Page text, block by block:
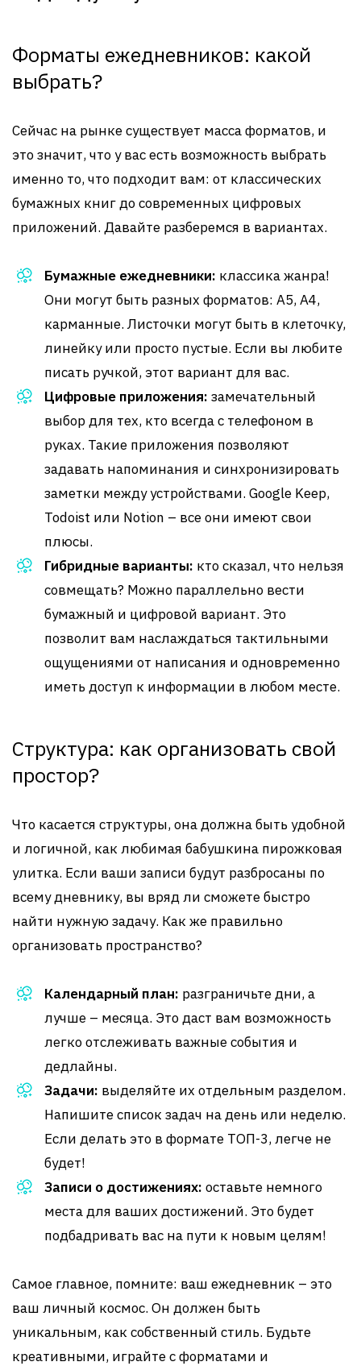
Форматы ежедневников: какой
выбрать?
Сейчас на рынке существует масса форматов, и
это значит, что у вас есть возможность выбрать
именно то, что подходит вам: от классических
бумажных книг до современных цифровых
приложений. Давайте разберемся в вариантах.
Бумажные ежедневники: классика жанра!
Они могут быть разных форматов: A5, A4,
карманные. Листочки могут быть в клеточку,
линейку или просто пустые. Если вы любите
писать ручкой, этот вариант для вас.
Цифровые приложения: замечательный
выбор для тех, кто всегда с телефоном в
руках. Такие приложения позволяют
задавать напоминания и синхронизировать
заметки между устройствами. Google Keep,
Todoist или Notion – все они имеют свои
плюсы.
Гибридные варианты: кто сказал, что нельзя
совмещать? Можно параллельно вести
бумажный и цифровой вариант. Это
позволит вам наслаждаться тактильными
ощущениями от написания и одновременно
иметь доступ к информации в любом месте.
Структура: как организовать свой
простор?
Что касается структуры, она должна быть удобной
и логичной, как любимая бабушкина пирожковая
улитка. Если ваши записи будут разбросаны по
всему дневнику, вы вряд ли сможете быстро
найти нужную задачу. Как же правильно
организовать пространство?
Календарный план: разграничьте дни, а
лучше – месяца. Это даст вам возможность
легко отслеживать важные события и
дедлайны.
Задачи: выделяйте их отдельным разделом.
Напишите список задач на день или неделю.
Если делать это в формате ТОП-3, легче не
будет!
Записи о достижениях: оставьте немного
места для ваших достижений. Это будет
подбадривать вас на пути к новым целям!
Самое главное, помните: ваш ежедневник – это
ваш личный космос. Он должен быть
уникальным, как собственный стиль. Будьте
креативными, играйте с форматами и